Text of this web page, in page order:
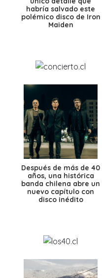
habría salvado este
polémico disco de Iron
Maiden
Después de más de 40
años, una histórica
banda chilena abre un
nuevo capítulo con
disco inédito